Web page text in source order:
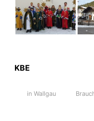
KBE
in Wallgau